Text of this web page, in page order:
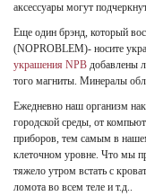
аксессуары могут
Еще один брэнд, который
(NOPROBLEM)- носите
украшения NPB добавлены
того магниты. Минералы
Ежедневно наш организм
городской среды, от
приборов, тем самым в
клеточном уровне. Что мы
тяжело утром встать с
ломота во всем теле и т.д..